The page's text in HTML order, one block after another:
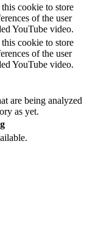
cookie to store
of the user
YouTube video.
cookie to store
of the user
YouTube video.
are being analyzed
as yet.